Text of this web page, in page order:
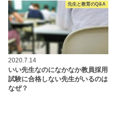
先生と教育のQ&A
2020.7.14
いい先生なのになかなか教員採用
試験に合格しない先生がいるのは
なぜ？